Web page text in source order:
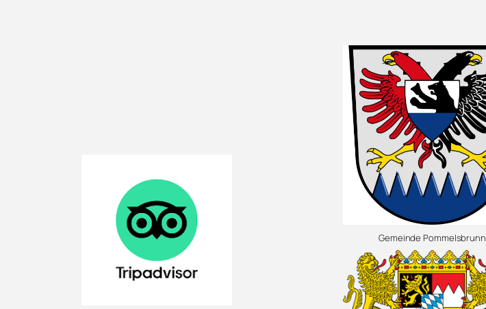
Gemeinde Pommelsbrunn